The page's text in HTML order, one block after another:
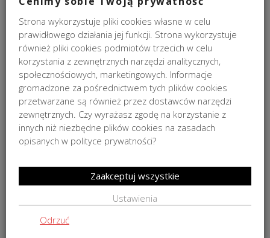
593,00zł
DO KOSZYKA
INSPIRACJE
Strona wykorzystuje pliki cookies własne w celu
prawidłowego działania jej funkcji. Strona wykorzystuje
również pliki cookies podmiotów trzecich w celu
korzystania z zewnętrznych narzędzi analitycznych,
społecznościowych, marketingowych. Informacje
gromadzone za pośrednictwem tych plików cookies
przetwarzane są również przez dostawców narzędzi
zewnętrznych. Czy wyrażasz zgodę na korzystanie z
innych niż niezbędne plików cookies na zasadach
opisanych w polityce prywatności?
Ustawienia
Odrzuć
Zaakceptuj wszystkie